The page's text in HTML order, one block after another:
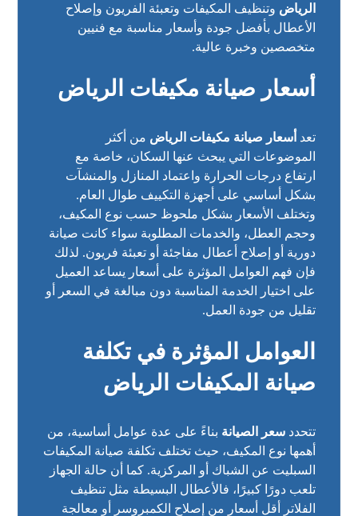
الرياض وتنظيف المكيفات وتعبئة الفريون وإصلاح
الأعطال بأفضل جودة وأسعار مناسبة مع فنيين
متخصصين وخبرة عالية.
أسعار صيانة مكيفات الرياض
تعد أسعار صيانة مكيفات الرياض من أكثر
الموضوعات التي يبحث عنها السكان، خاصة مع
ارتفاع درجات الحرارة واعتماد المنازل والمنشآت
بشكل أساسي على أجهزة التكييف طوال العام.
وتختلف الأسعار بشكل ملحوظ حسب نوع المكيف،
وحجم العطل، والخدمات المطلوبة سواء كانت صيانة
دورية أو إصلاح أعطال مفاجئة أو تعبئة فريون. لذلك
فإن فهم العوامل المؤثرة على أسعار يساعد العميل
على اختيار الخدمة المناسبة دون مبالغة في السعر أو
تقليل من جودة العمل.
العوامل المؤثرة في تكلفة
صيانة المكيفات الرياض
تتحددسعر الصيانة بناءً على عدة عوامل أساسية، من
أهمها نوع المكيف، حيث تختلف تكلفة صيانة المكيفات
السبليت عن الشباك أو المركزية. كما أن حالة الجهاز
تلعب دورًا كبيرًا، فالأعطال البسيطة مثل تنظيف
الفلاتر أقل أسعار من إصلاح الكمبروسر أو معالجة